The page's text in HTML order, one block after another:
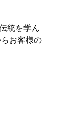
統を学ん
お客様の